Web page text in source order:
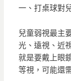
一、打桌球對
兒童弱視最主
光、遠視、近
就是要戴上眼
等視，可能還